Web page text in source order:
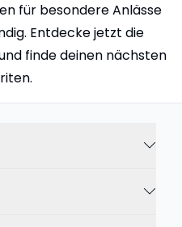
für besondere Anlässe
Entdecke jetzt die
finde deinen nächsten